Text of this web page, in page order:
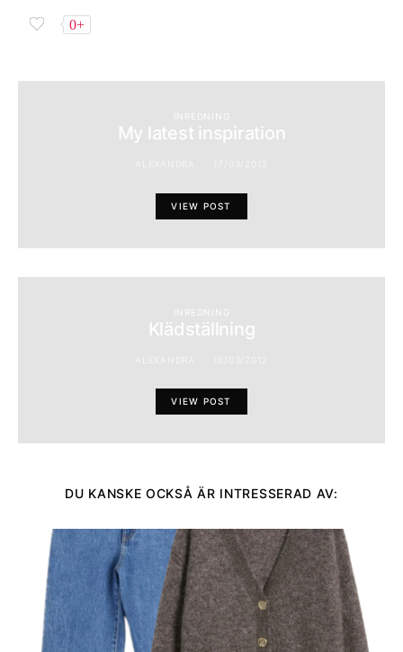
0+
INREDNING
My latest inspiration
VIEW POST
INREDNING
Klädställning
VIEW POST
DU KANSKE OCKSÅ ÄR INTRESSERAD AV: